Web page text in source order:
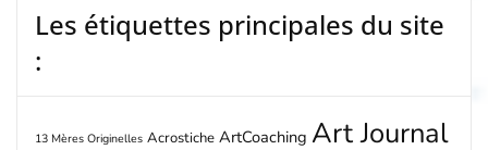
Les étiquettes principales du site
:
13 Mères Originelles Acrostiche ArtCoaching Art Journal